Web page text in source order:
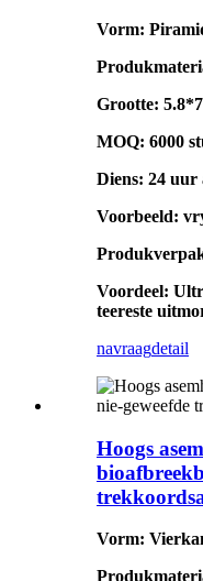
Vorm:
Grootte:
MOQ: 6000
Diens: 24 uur
Voorbeeld:
Voordeel:
teereste
navraagdetail
Hoogs
Vorm: